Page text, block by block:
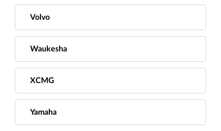
Volvo
Waukesha
XCMG
Yamaha